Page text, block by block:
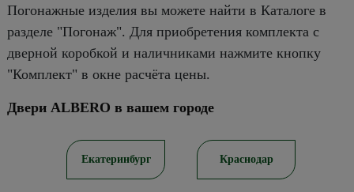
Погонажные изделия вы можете найти в Каталоге в
разделе "Погонаж". Для приобретения комплекта с
дверной коробкой и наличниками нажмите кнопку
"Комплект" в окне расчёта цены.
Двери ALBERO в вашем городе
Екатеринбург Краснодар